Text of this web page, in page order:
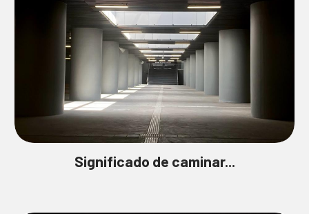
Significado de caminar...